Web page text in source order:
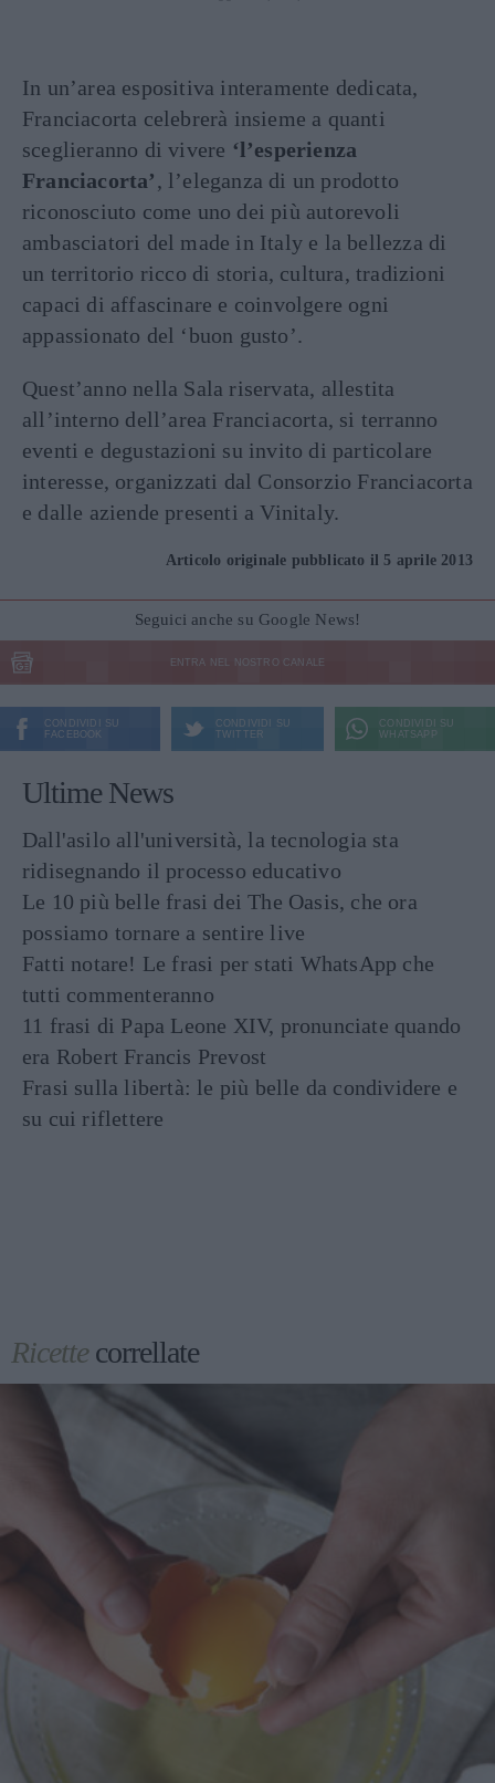
In un’area espositiva interamente dedicata,
Franciacorta celebrerà insieme a quanti
sceglieranno di vivere ‘l’esperienza
Franciacorta’, l’eleganza di un prodotto
riconosciuto come uno dei più autorevoli
ambasciatori del made in Italy e la bellezza di
un territorio ricco di storia, cultura, tradizioni
capaci di affascinare e coinvolgere ogni
appassionato del ‘buon gusto’.
Quest’anno nella Sala riservata, allestita
all’interno dell’area Franciacorta, si terranno
eventi e degustazioni su invito di particolare
interesse, organizzati dal Consorzio Franciacorta
e dalle aziende presenti a Vinitaly.
Articolo originale pubblicato il 5 aprile 2013
Seguici anche su Google News!
ENTRA NEL NOSTRO CANALE
CONDIVIDI SU
FACEBOOK
CONDIVIDI SU
TWITTER
CONDIVIDI SU
WHATSAPP
Ultime News
Dall'asilo all'università, la tecnologia sta
ridisegnando il processo educativo
Le 10 più belle frasi dei The Oasis, che ora
possiamo tornare a sentire live
Fatti notare! Le frasi per stati WhatsApp che
tutti commenteranno
11 frasi di Papa Leone XIV, pronunciate quando
era Robert Francis Prevost
Frasi sulla libertà: le più belle da condividere e
su cui riflettere
Ricettecorrellate